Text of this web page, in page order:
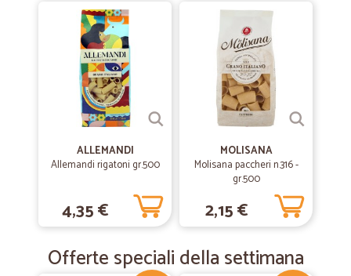
ALLEMANDI
Allemandi rigatoni gr.500
4,35 €
MOLISANA
Molisana paccheri n.316 -
gr.500
2,15 €
Offerte speciali della settimana